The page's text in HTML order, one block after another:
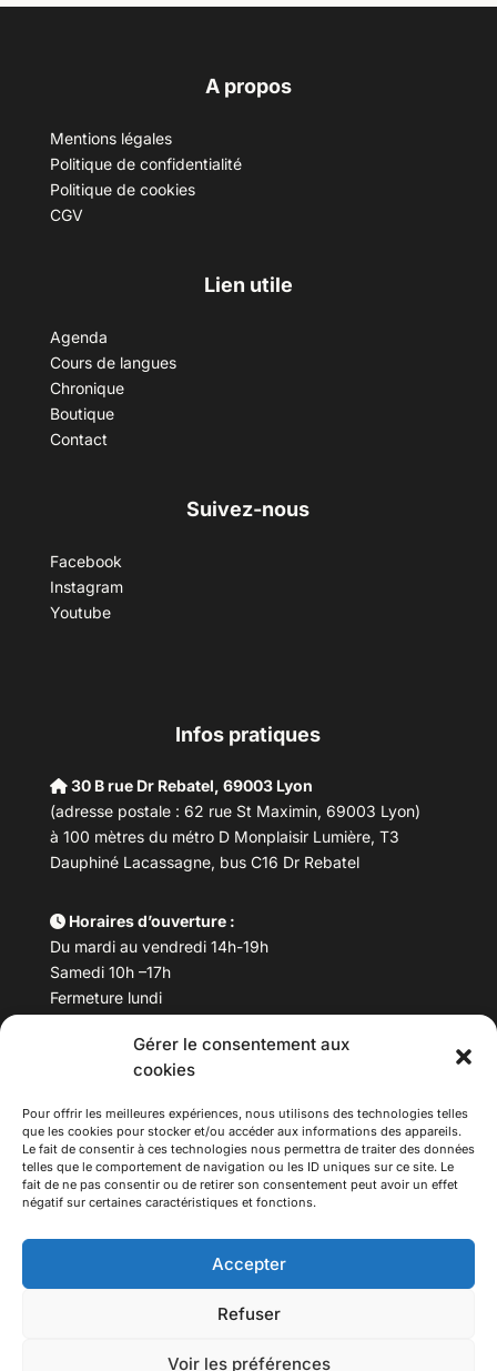
Gérer le consentement aux
cookies
Pour offrir les meilleures expériences, nous utilisons des technologies telles
que les cookies pour stocker et/ou accéder aux informations des appareils.
Le fait de consentir à ces technologies nous permettra de traiter des données
telles que le comportement de navigation ou les ID uniques sur ce site. Le
fait de ne pas consentir ou de retirer son consentement peut avoir un effet
négatif sur certaines caractéristiques et fonctions.
Accepter
Refuser
Voir les préférences
A propos
Mentions légales
Politique de confidentialité
Politique de cookies
CGV
Lien utile
Agenda
Cours de langues
Chronique
Boutique
Contact
Suivez-nous
Facebook
Instagram
Youtube
Infos pratiques
30 B rue Dr Rebatel, 69003 Lyon
(adresse postale : 62 rue St Maximin, 69003 Lyon)
à 100 mètres du métro D Monplaisir Lumière, T3
Dauphiné Lacassagne, bus C16 Dr Rebatel
Horaires d’ouverture :
Du mardi au vendredi 14h-19h
Samedi 10h –17h
Fermeture lundi
Téléphone : 04 78 53 06 40
maisondesculturesasiatiques@asiexpo.com